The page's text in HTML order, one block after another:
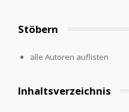
Stöbern
alle Autoren auflisten
Inhaltsverzeichnis